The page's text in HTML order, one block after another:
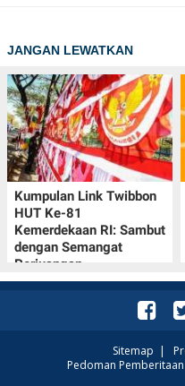
JANGAN LEWATKAN
Kumpulan Link Twibbon
HUT Ke-81
Kemerdekaan RI: Sambut
dengan Semangat
Perjuangan
Sitemap |
Pedoman